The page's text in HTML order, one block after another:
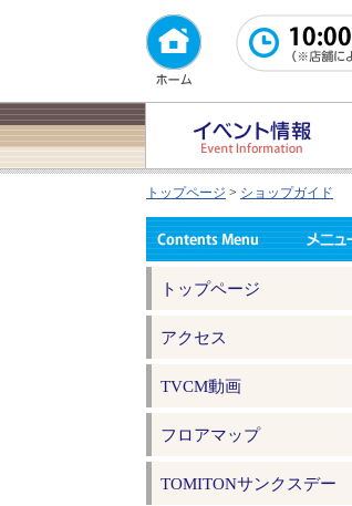
トップページ > ショップガイド
トップページ
アクセス
TVCM動画
フロアマップ
TOMITONサンクスデー